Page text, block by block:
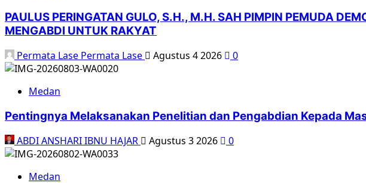
PAULUS PERINGATAN GULO, S.H., M.H. SAH PIMPIN PEMUDA
MENGABDI UNTUK RAKYAT
Permata Lase Permata Lase Agustus 4 2026 0
Medan
Pentingnya Melaksanakan Penelitian dan Pengabdian Kepada
ABDI ANSHARI IBNU HAJAR Agustus 3 2026 0
Medan